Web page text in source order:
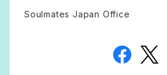
Soulmates Japan Office